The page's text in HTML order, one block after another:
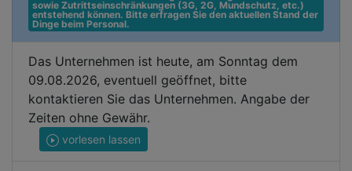
sowie Zutrittseinschränkungen (3G, 2G, Mundschutz, etc.)
entstehend können. Bitte erfragen Sie den aktuellen Stand der
Dinge beim Personal.
Das Unternehmen ist heute, am Sonntag dem
09.08.2026, eventuell geöffnet, bitte
kontaktieren Sie das Unternehmen. Angabe der
Zeiten ohne Gewähr.
vorlesen lassen